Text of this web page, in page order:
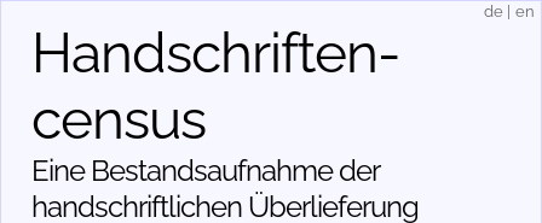
Handschriften­
census
Eine Bestandsaufnahme der
handschriftlichen Über­lieferung
de en